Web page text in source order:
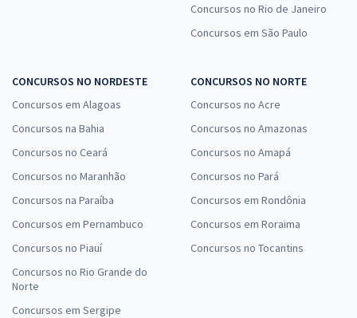
Concursos no Rio de Janeiro
Concursos em São Paulo
CONCURSOS NO NORDESTE
Concursos em Alagoas
Concursos na Bahia
Concursos no Ceará
Concursos no Maranhão
Concursos na Paraíba
Concursos em Pernambuco
Concursos no Piauí
Concursos no Rio Grande do
Norte
Concursos em Sergipe
CONCURSOS NO NORTE
Concursos no Acre
Concursos no Amazonas
Concursos no Amapá
Concursos no Pará
Concursos em Rondônia
Concursos em Roraima
Concursos no Tocantins